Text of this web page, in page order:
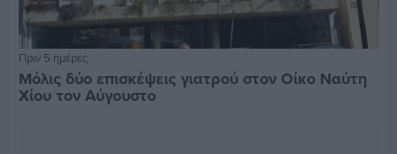
Πριν 5 ημέρες
Μόλις δύο επισκέψεις γιατρού στον Οίκο Ναύτη
Χίου τον Αύγουστο